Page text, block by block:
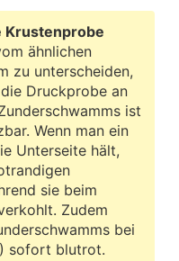
Krustenprobe
ähnlichen
zu unterscheiden,
Druckprobe an
ist
Wenn man ein
Unterseite hält,
sie beim
Zudem
bei
sofort blutrot.